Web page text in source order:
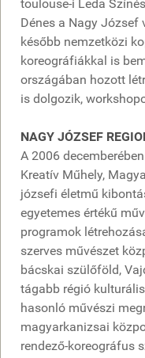
toulouse-i Leda
Dénes a Nagy József
később nemzetközi
koreográfiákkal is
országában hozott
is dolgozik,
NAGY JÓZSEF
A 2006
Kreatív Műhely,
józsefi életmű
egyetemes értékű
programok
szerves művészet
bácskai szülőföld,
tágabb régió
hasonló művészi
magyarkanizsai
rendező-koreográfus